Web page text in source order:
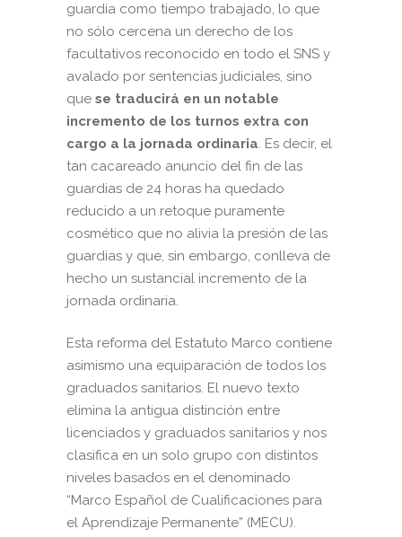
guardia como tiempo trabajado, lo que
no sólo cercena un derecho de los
facultativos reconocido en todo el SNS y
avalado por sentencias judiciales, sino
que se traducirá en un notable
incremento de los turnos extra con
cargo a la jornada ordinaria. Es decir, el
tan cacareado anuncio del fin de las
guardias de 24 horas ha quedado
reducido a un retoque puramente
cosmético que no alivia la presión de las
guardias y que, sin embargo, conlleva de
hecho un sustancial incremento de la
jornada ordinaria.
Esta reforma del Estatuto Marco contiene
asimismo una equiparación de todos los
graduados sanitarios. El nuevo texto
elimina la antigua distinción entre
licenciados y graduados sanitarios y nos
clasifica en un solo grupo con distintos
niveles basados en el denominado
“Marco Español de Cualificaciones para
el Aprendizaje Permanente” (MECU).